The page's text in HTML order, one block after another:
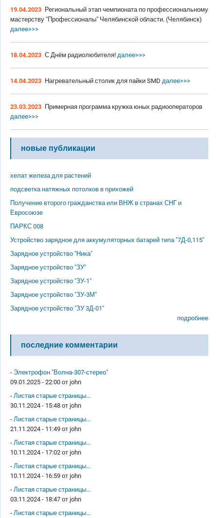
19.04.2023 Региональный этап чемпионата по профессиональному
мастерству "Профессионалы" Челябинской области. (Челябинск)
далее>>>
18.04.2023 С Днём радиолюбителя! далее>>>
14.04.2023 Нагревательный столик для пайки SMD далее>>>
23.03.2023 Примерная программа кружка юных радиооператоров
далее>>>
новые публикации
хелат железа для растений
подсветка натяжных потолков в прихожей
Получение второго гражданства или ВНЖ в странах СНГ и
Евросоюзе
ПАРКС 008
Устройство зарядное для аккумуляторных батарей типа "7Д-0,115"
Зарядное устройство "Ника"
Зарядное устройство "ЗУ"
Зарядное устройство "ЗУ-1"
Зарядное устройство "ЗУ-3М"
Зарядное устройство "ЗУ 3Д-01"
подробнее
последние комментарии
- Электрофон "Волна-307-стерео"
09.01.2025 - 22:00 от john
- Листая старые страницы...
30.11.2024 - 15:48 от john
- Листая старые страницы...
21.11.2024 - 11:49 от john
- Листая старые страницы...
10.11.2024 - 17:02 от john
- Листая старые страницы...
10.11.2024 - 16:59 от john
- Листая старые страницы...
03.11.2024 - 18:47 от john
- Листая старые страницы...